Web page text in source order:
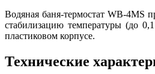
Водяная баня-термостат WВ-4МS
стабилизацию температуры (до
пластиковом корпусе.
Технические